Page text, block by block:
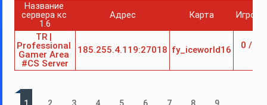
Название
сервера кс
1.6
Адрес Карта Игроки
TR |
Professional
Gamer Area
#CS Server
185.255.4.119:27018 fy_iceworld16 0 /32